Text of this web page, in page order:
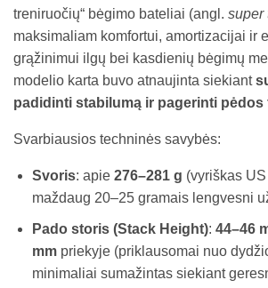
treniruočių“ bėgimo bateliai (angl. super
maksimaliam komfortui, amortizacijai ir
grąžinimui ilgų bei kasdienių bėgimų
modelio karta buvo atnaujinta siekiant
padidinti stabilumą ir pagerinti pėdos
Svarbiausios techninės savybės:
Svoris: apie 276–281 g (vyriškas
maždaug 20–25 gramais lengvesni
Pado storis (Stack Height): 44–46
mmpriekyje (priklausomai nuo
minimaliai sumažintas siekiant